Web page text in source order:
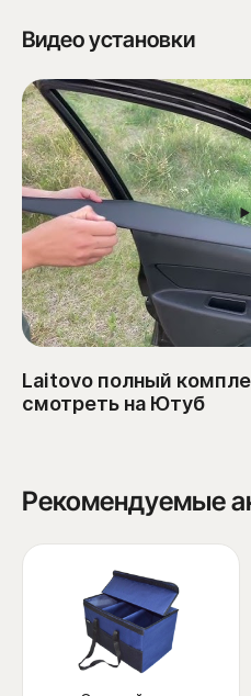
Видео установки
Laitovo полный
смотреть на Ютуб
Рекомендуемые